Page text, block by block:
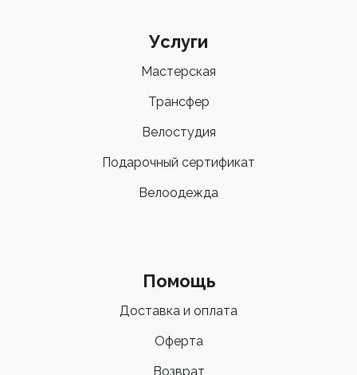
Услуги
Мастерская
Трансфер
Велостудия
Подарочный сертификат
Велоодежда
Помощь
Доставка и оплата
Оферта
Возврат